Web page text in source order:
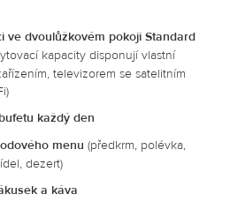
ve dvoulůžkovém pokoji Standard
kapacity disponují vlastní
televizorem se satelitním
každý den
menu (předkrm, polévka,
dezert)
a káva